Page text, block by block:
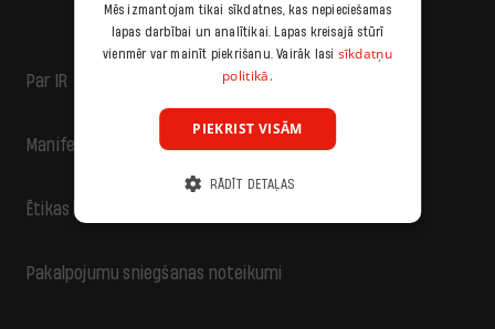
Par IR
Manifests
Ētikas kodekss
Pakalpojumu sniegšanas noteikumi
Mēs izmantojam tikai sīkdatnes, kas nepieciešamas
lapas darbībai un analītikai. Lapas kreisajā stūrī
vienmēr var mainīt piekrišanu. Vairāk lasi sīkdatņu
politikā.
PIEKRIST VISĀM
RĀDĪT DETAĻAS